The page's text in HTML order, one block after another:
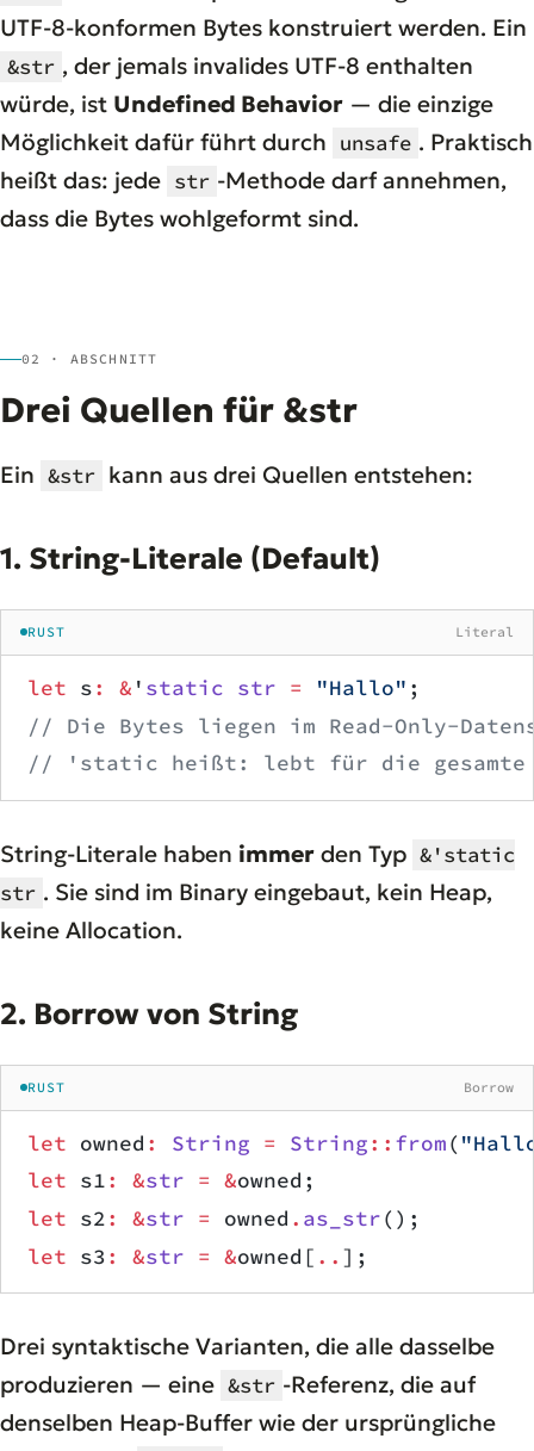
UTF-8-konformen Bytes konstruiert werden. Ein
&str , der jemals invalides UTF-8 enthalten
würde, ist Undefined Behavior — die einzige
Möglichkeit dafür führt durch unsafe . Praktisch
heißt das: jede str -Methode darf annehmen,
dass die Bytes wohlgeformt sind.
02 · ABSCHNITT
Drei Quellen für &str
Ein &str kann aus drei Quellen entstehen:
1. String-Literale (Default)
RUST Literal
let s: & ' static str = "Hallo" ;
// Die Bytes liegen im Read-Only-
// 'static heißt: lebt für die gesamte
String-Literale haben immer den Typ &'static
str . Sie sind im Binary eingebaut, kein Heap,
keine Allocation.
2. Borrow von String
RUST Borrow
let owned : String = String:: from(
let s1: &str = &
let s2: &str = owned . as_str
let s3: &str = &owned[ ..
Drei syntaktische Varianten, die alle dasselbe
produzieren — eine &str -Referenz, die auf
denselben Heap-Buffer wie der ursprüngliche